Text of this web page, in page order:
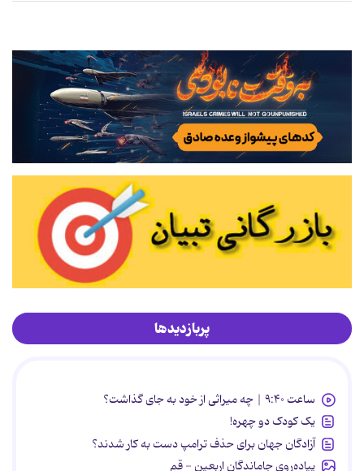
پربازدیدها
ساعت ۹:۴۰ | چه میراثی از خود به جای گذاشت؟
یک کودک دو چهره!
آزادگان جهان برای حذف ترامپ دست به کار شدند؟
پیاده‌روی جاماندگان اربعین - قم